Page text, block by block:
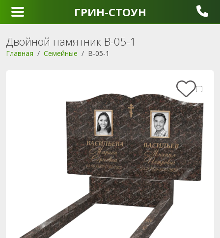
ГРИН-СТОУН
Двойной памятник B-05-1
Главная Семейные B-05-1